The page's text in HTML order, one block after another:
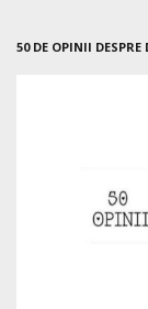
50 DE OPINII DESPRE